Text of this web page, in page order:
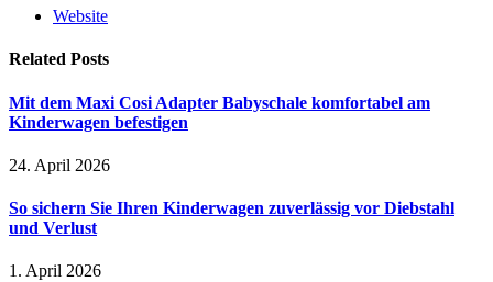
Website
Related Posts
Mit dem Maxi Cosi Adapter Babyschale komfortabel am
Kinderwagen befestigen
24. April 2026
So sichern Sie Ihren Kinderwagen zuverlässig vor Diebstahl
und Verlust
1. April 2026